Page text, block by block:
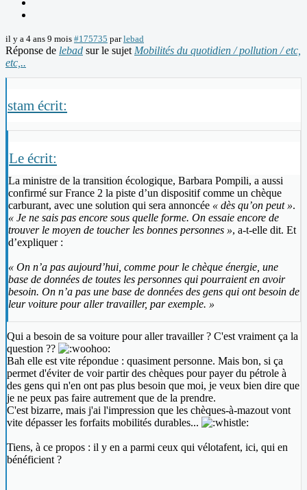
il y a 4 ans 9 mois #175735 parlebad
Réponse de lebad sur le sujet Mobilités du quotidien / pollution / etc,
etc,..
stam écrit:
Le écrit:
La ministre de la transition écologique, Barbara Pompili, a aussi
confirmé sur France 2 la piste d’un dispositif comme un chèque
carburant, avec une solution qui sera annoncée « dès qu’on peut ».
« Je ne sais pas encore sous quelle forme. On essaie encore de
trouver le moyen de toucher les bonnes personnes », a-t-elle dit. Et
d’expliquer :
« On n’a pas aujourd’hui, comme pour le chèque énergie, une
base de données de toutes les personnes qui pourraient en avoir
besoin. On n’a pas une base de données des gens qui ont besoin de
leur voiture pour aller travailler, par exemple. »
Qui a besoin de sa voiture pour aller travailler ? C'est vraiment ça la
question ??
Bah elle est vite répondue : quasiment personne. Mais bon, si ça
permet d'éviter de voir partir des chèques pour payer du pétrole à
des gens qui n'en ont pas plus besoin que moi, je veux bien dire que
je ne peux pas faire autrement que de la prendre.
C'est bizarre, mais j'ai l'impression que les chèques-à-mazout vont
vite dépasser les forfaits mobilités durables...
Tiens, à ce propos : il y en a parmi ceux qui vélotafent, ici, qui en
bénéficient ?